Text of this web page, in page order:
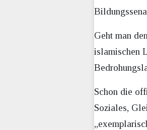
Geht man
islamischen
Schon die
Soziales,